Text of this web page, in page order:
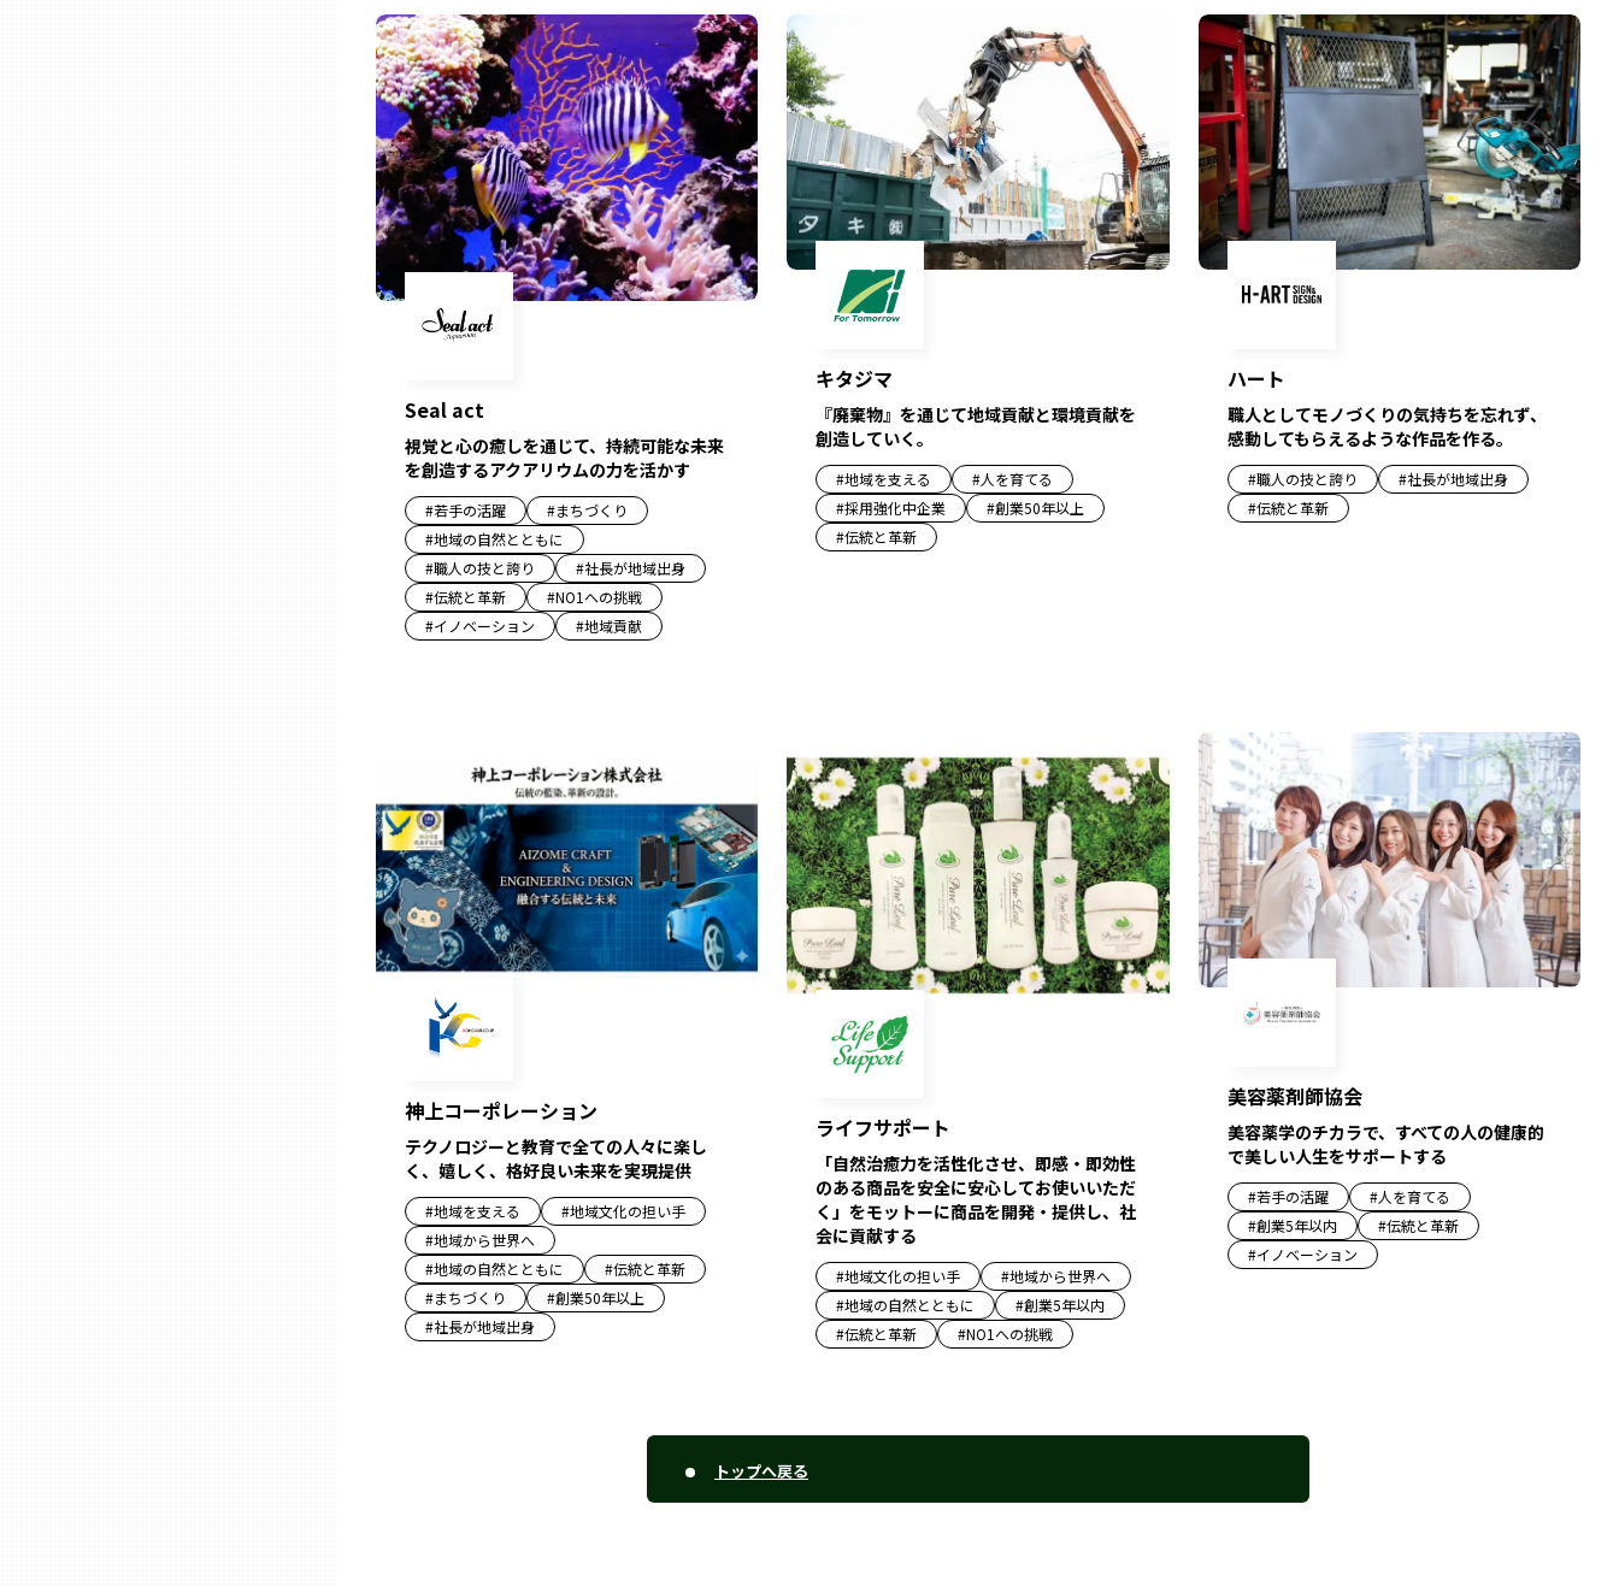
Seal act
視覚と心の癒しを通じて、持続可能な未来
を創造するアクアリウムの力を活かす
#若手の活躍 #まちづくり
#地域の自然とともに
#職人の技と誇り #社長が地域出身
#伝統と革新 #NO1への挑戦
#イノベーション #地域貢献
キタジマ
『廃棄物』を通じて地域貢献と環境貢献を
創造していく。
#地域を支える #人を育てる
#採用強化中企業 #創業50年以上
#伝統と革新
ハート
職人としてモノづくりの気持ちを忘れず、
感動してもらえるような作品を作る。
#職人の技と誇り #社長が地域出身
#伝統と革新
神上コーポレーション
テクノロジーと教育で全ての人々に楽し
く、嬉しく、格好良い未来を実現提供
#地域を支える #地域文化の担い手
#地域から世界へ
#地域の自然とともに #伝統と革新
#まちづくり #創業50年以上
#社長が地域出身
ライフサポート
「自然治癒力を活性化させ、即感・即効性
のある商品を安全に安心してお使いいただ
く」をモットーに商品を開発・提供し、社
会に貢献する
#地域文化の担い手 #地域から世界へ
#地域の自然とともに #創業5年以内
#伝統と革新 #NO1への挑戦
美容薬剤師協会
美容薬学のチカラで、すべての人の健康的
で美しい人生をサポートする
#若手の活躍 #人を育てる
#創業5年以内 #伝統と革新
#イノベーション
トップへ戻る